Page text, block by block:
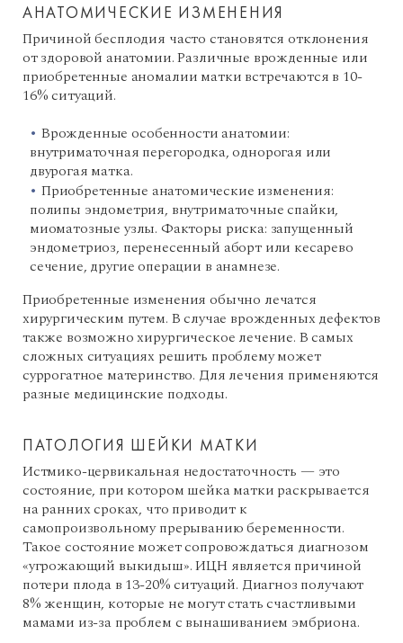
АНАТОМИЧЕСКИЕ ИЗМЕНЕНИЯ
Причиной бесплодия часто становятся отклонения
от здоровой анатомии. Различные врожденные или
приобретенные аномалии матки встречаются в 10-
16% ситуаций.
Врожденные особенности анатомии:
внутриматочная перегородка, однорогая или
двурогая матка.
Приобретенные анатомические изменения:
полипы эндометрия, внутриматочные спайки,
миоматозные узлы. Факторы риска: запущенный
эндометриоз, перенесенный аборт или кесарево
сечение, другие операции в анамнезе.
Приобретенные изменения обычно лечатся
хирургическим путем. В случае врожденных дефектов
также возможно хирургическое лечение. В самых
сложных ситуациях решить проблему может
суррогатное материнство. Для лечения применяются
разные медицинские подходы.
ПАТОЛОГИЯ ШЕЙКИ МАТКИ
Истмико-цервикальная недостаточность — это
состояние, при котором шейка матки раскрывается
на ранних сроках, что приводит к
самопроизвольному прерыванию беременности.
Такое состояние может сопровождаться диагнозом
«угрожающий выкидыш». ИЦН является причиной
потери плода в 13-20% ситуаций. Диагноз получают
8% женщин, которые не могут стать счастливыми
мамами из-за проблем с вынашиванием эмбриона.